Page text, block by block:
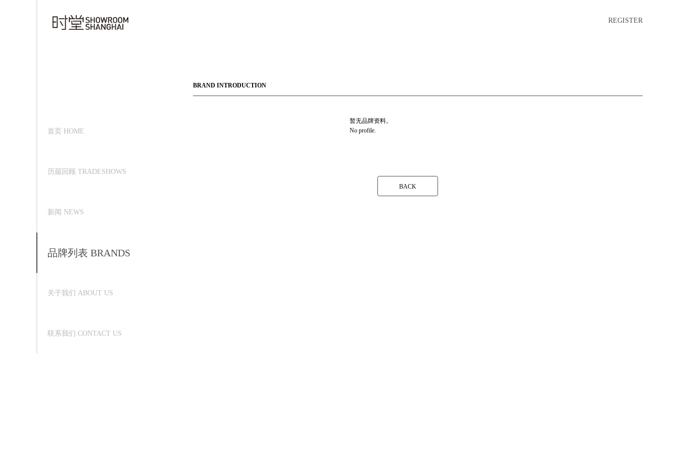
REGISTER
首页 HOME
历届回顾 TRADESHOWS
新闻 NEWS
品牌列表 BRANDS
关于我们 ABOUT US
联系我们 CONTACT US
BRAND INTRODUCTION
暂无品牌资料。
No profile.
BACK